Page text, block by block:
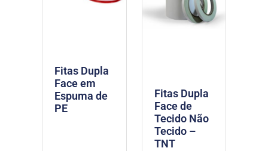
Fitas Dupla
Face em
Espuma de
PE
Fitas Dupla
Face de
Tecido Não
Tecido –
TNT